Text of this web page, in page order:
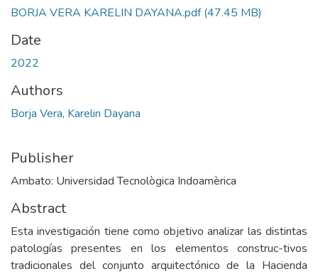
BORJA VERA KARELIN DAYANA.pdf(47.45 MB)
Date
2022
Authors
Borja Vera, Karelin Dayana
Publisher
Ambato: Universidad Tecnològica Indoamèrica
Abstract
Esta investigación tiene como objetivo analizar las distintas
patologías presentes en los elementos construc-tivos
tradicionales del conjunto arquitectónico de la Hacienda